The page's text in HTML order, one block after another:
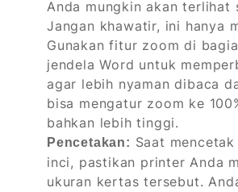
Anda mungkin akan terlihat
Jangan khawatir, ini hanya
Gunakan fitur zoom di
jendela Word untuk
agar lebih nyaman dibaca
bisa mengatur zoom ke
bahkan lebih tinggi.
Pencetakan: Saat
inci, pastikan printer Anda
ukuran kertas tersebut.